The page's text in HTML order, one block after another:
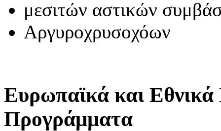
μεσιτών αστικών
Αργυροχρυσοχόων
Ευρωπαϊκά και Εθνικά
Προγράμματα